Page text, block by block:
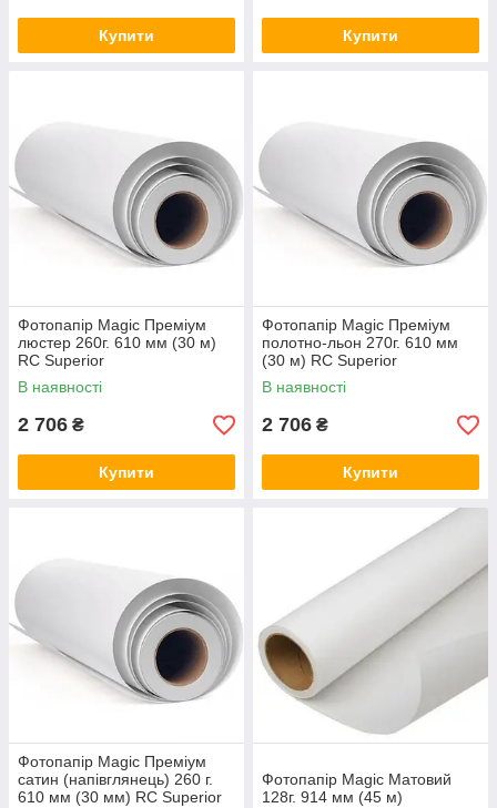
Купити Купити
Фотопапір Magic Преміум
люстер 260г. 610 мм (30 м)
RC Superior
В наявності
2 706 ₴
Купити
Фотопапір Magic Преміум
полотно-льон 270г. 610 мм
(30 м) RC Superior
В наявності
2 706 ₴
Купити
Фотопапір Magic Преміум
сатин (напівглянець) 260 г.
610 мм (30 мм) RC Superior
Фотопапір Magic Матовий
128г. 914 мм (45 м)